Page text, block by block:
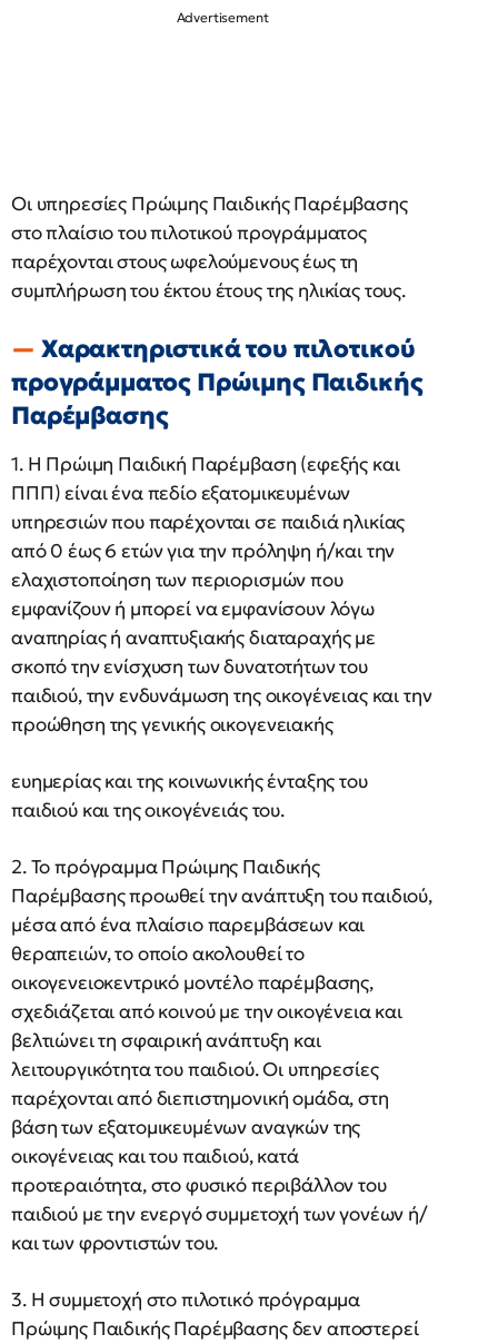
Οι υπηρεσίες Πρώιμης Παιδικής Παρέμβασης
στο πλαίσιο του πιλοτικού προγράμματος
παρέχονται στους ωφελούμενους έως τη
συμπλήρωση του έκτου έτους της ηλικίας τους.
Χαρακτηριστικά του πιλοτικού
προγράμματος Πρώιμης Παιδικής
Παρέμβασης
1. Η Πρώιμη Παιδική Παρέμβαση (εφεξής και
ΠΠΠ) είναι ένα πεδίο εξατομικευμένων
υπηρεσιών που παρέχονται σε παιδιά ηλικίας
από 0 έως 6 ετών για την πρόληψη ή/και την
ελαχιστοποίηση των περιορισμών που
εμφανίζουν ή μπορεί να εμφανίσουν λόγω
αναπηρίας ή αναπτυξιακής διαταραχής με
σκοπό την ενίσχυση των δυνατοτήτων του
παιδιού, την ενδυνάμωση της οικογένειας και την
προώθηση της γενικής οικογενειακής
ευημερίας και της κοινωνικής ένταξης του
παιδιού και της οικογένειάς του.
2. Το πρόγραμμα Πρώιμης Παιδικής
Παρέμβασης προωθεί την ανάπτυξη του παιδιού,
μέσα από ένα πλαίσιο παρεμβάσεων και
θεραπειών, το οποίο ακολουθεί το
οικογενειοκεντρικό μοντέλο παρέμβασης,
σχεδιάζεται από κοινού με την οικογένεια και
βελτιώνει τη σφαιρική ανάπτυξη και
λειτουργικότητα του παιδιού. Οι υπηρεσίες
παρέχονται από διεπιστημονική ομάδα, στη
βάση των εξατομικευμένων αναγκών της
οικογένειας και του παιδιού, κατά
προτεραιότητα, στο φυσικό περιβάλλον του
παιδιού με την ενεργό συμμετοχή των γονέων ή/
και των φροντιστών του.
3. Η συμμετοχή στο πιλοτικό πρόγραμμα
Πρώιμης Παιδικής Παρέμβασης δεν αποστερεί